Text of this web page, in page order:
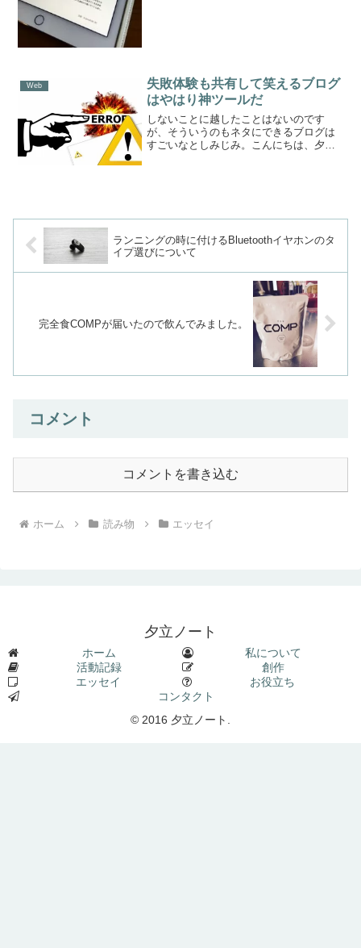
Web
失敗体験も共有して笑えるブログ
はやはり神ツールだ
しないことに越したことはないのです
が、そういうのもネタにできるブログは
すごいなとしみじみ。こんにちは、夕立
ランニングの時に付けるBluetoothイヤホンのタ
イプ選びについて
完全食COMPが届いたので飲んでみました。
コメント
コメントを書き込む
ホーム 読み物 エッセイ
夕立ノート
ホーム
私について
活動記録
創作
エッセイ
お役立ち
コンタクト
© 2016 夕立ノート.